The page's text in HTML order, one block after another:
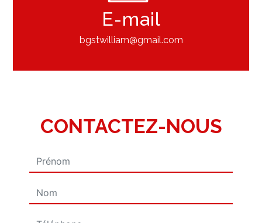
E-mail
bgstwilliam@gmail.com
CONTACTEZ-NOUS